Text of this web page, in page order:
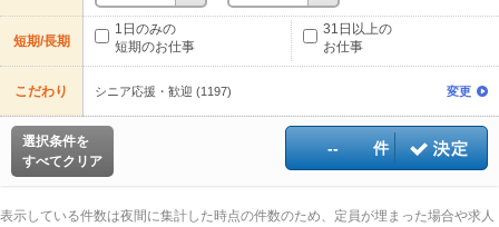
短期/長期
1日のみの
短期のお仕事
31日以上の
お仕事
こだわり シニア応援・歓迎 (1197) 変更
選択条件を
すべてクリア
-- 件
表示している件数は夜間に集計した時点の件数のため、定員が埋まった場合や求人